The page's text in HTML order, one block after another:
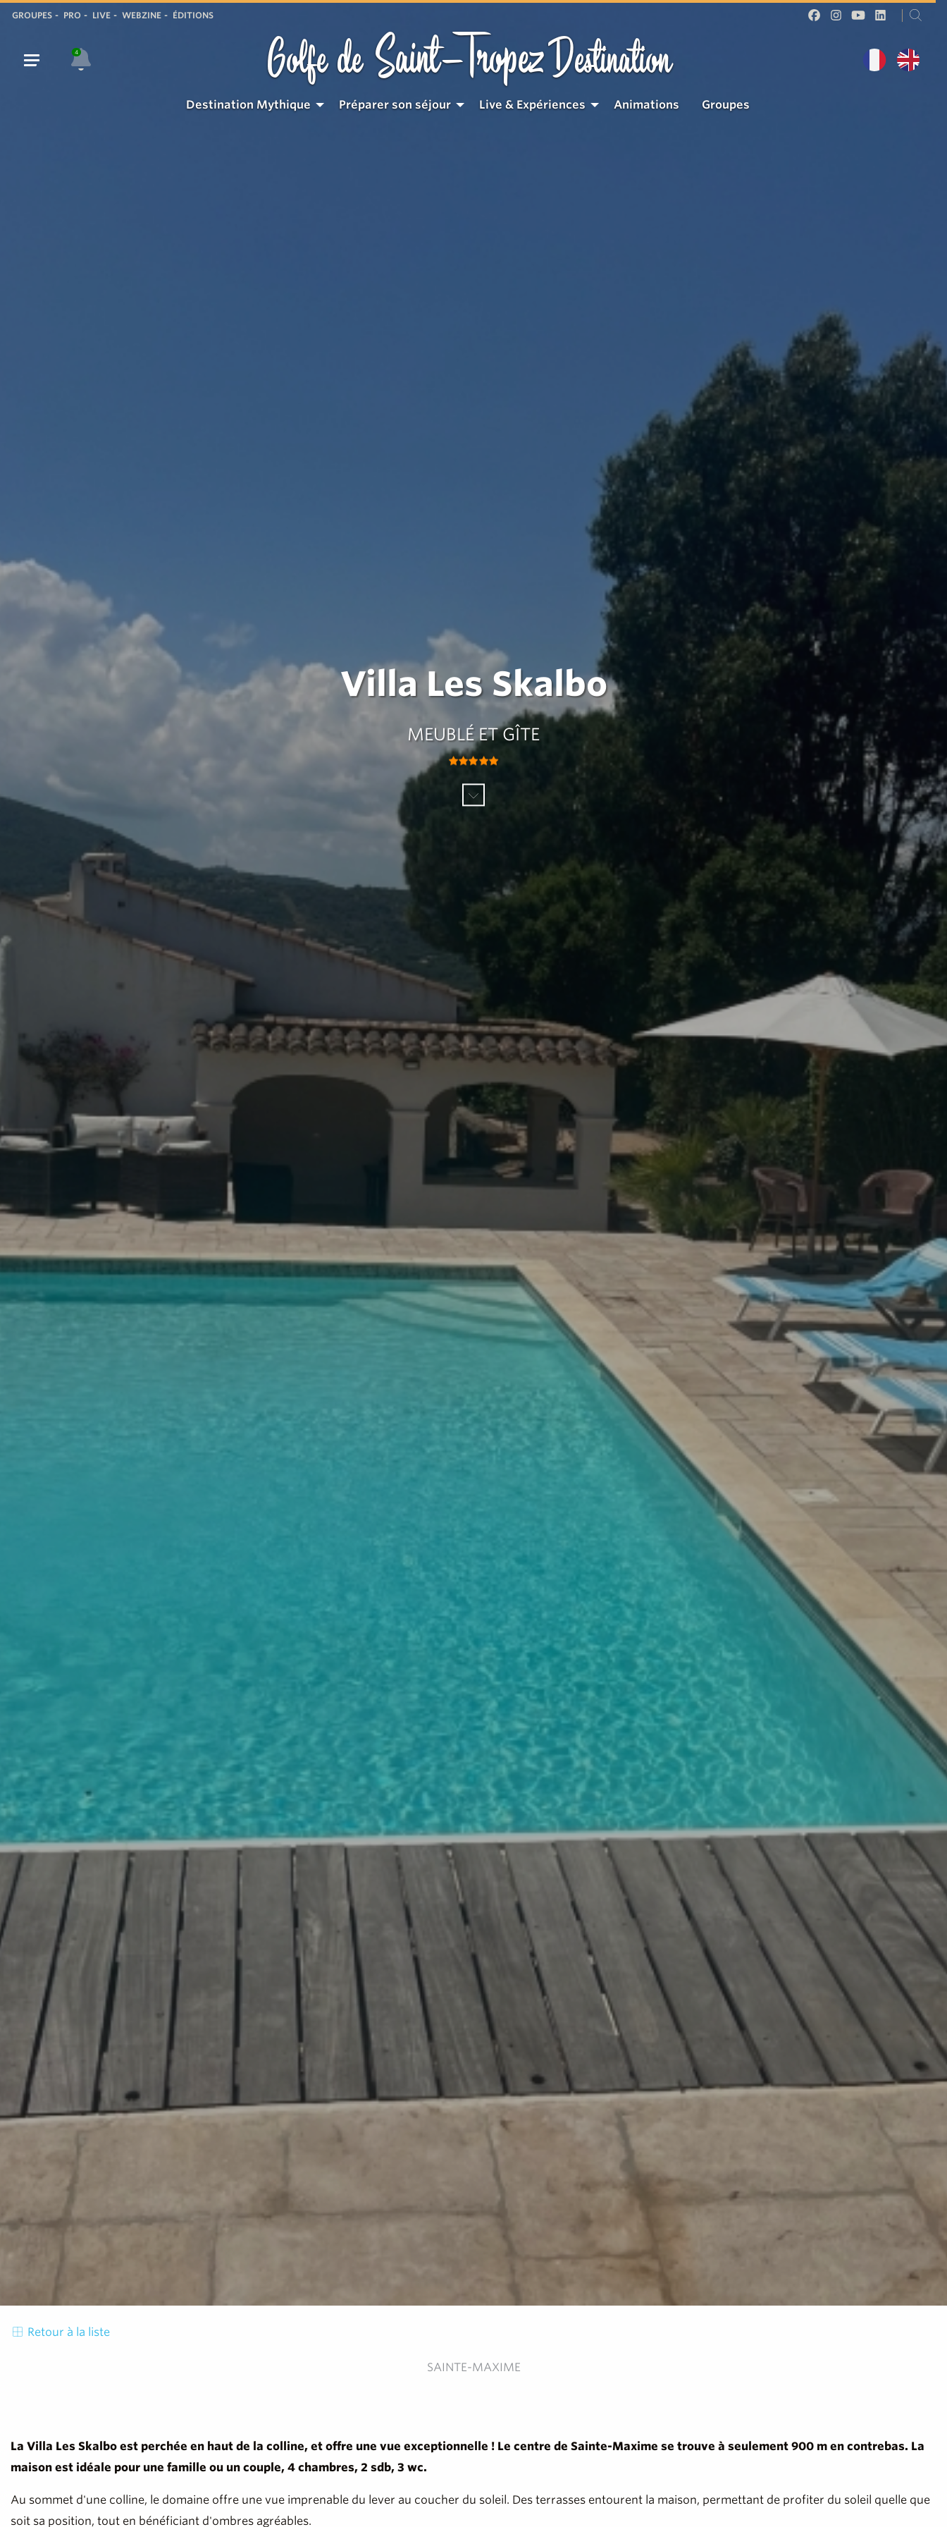
GROUPES PRO LIVE WEBZINE ÉDITIONS
4 Golfe de Saint-TropezDestination
Destination Mythique Préparer son séjour Live & Expériences Animations Groupes
Accroche
Villa Les Skalbo
MEUBLÉ ET GÎTE
Retour à la liste
SAINTE-MAXIME
La Villa Les Skalbo est perchée en haut de la colline, et offre une vue exceptionnelle ! Le centre de Sainte-Maxime se trouve à seulement 900 m en contrebas. La
maison est idéale pour une famille ou un couple, 4 chambres, 2 sdb, 3 wc.
Au sommet d'une colline, le domaine offre une vue imprenable du lever au coucher du soleil. Des terrasses entourent la maison, permettant de profiter du soleil quelle que
soit sa position, tout en bénéficiant d'ombres agréables.